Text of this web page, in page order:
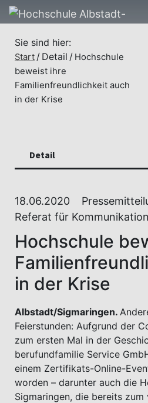
Sie sind hier:
Start Detail
Hochschule
beweist ihre
Familienfreundlichkeit auch
in der Krise
18.06.2020
Referat für
Hochschule
in der Krise
Albstadt/Sigmaringen.
Feierstunden: Aufgrund der
zum ersten Mal in der
berufundfamilie Service
einem Zertifikats-Online-
worden – darunter auch die
Sigmaringen, die bereits
Detail